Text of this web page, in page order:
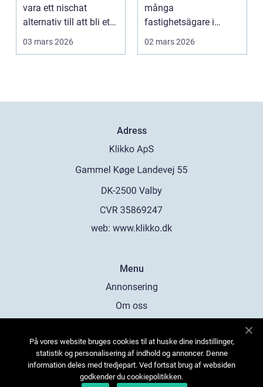
vara ett nischat
alternativ till att bli ett
03 mars 2026
många
fastighetsägare i
02 mars 2026
Adress
web: www.klikko.dk
Menu
Annonsering
Om oss
Kontakta oss
Sitemap
På vores website bruges cookies til at huske dine indstillinger,
statistik og personalisering af indhold og annoncer. Denne
information deles med tredjepart. Ved fortsat brug af websiden
godkender du cookiepolitikken.